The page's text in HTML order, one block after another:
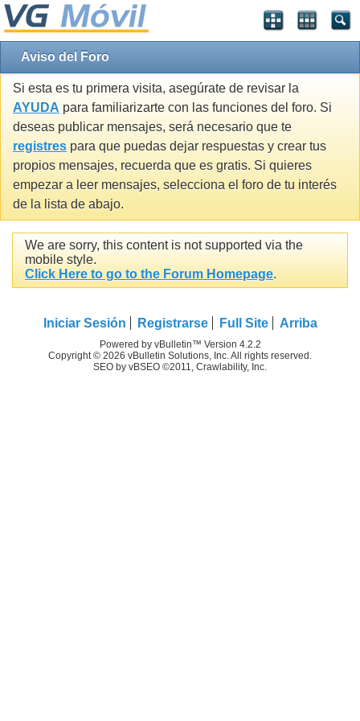
Aviso del Foro
Si esta es tu primera visita, asegúrate de revisar la
AYUDA para familiarizarte con las funciones del foro. Si
deseas publicar mensajes, será necesario que te
registres para que puedas dejar respuestas y crear tus
propios mensajes, recuerda que es gratis. Si quieres
empezar a leer mensajes, selecciona el foro de tu interés
de la lista de abajo.
We are sorry, this content is not supported via the
mobile style.
Click Here to go to the Forum Homepage.
Iniciar Sesión Registrarse Full Site Arriba
Powered by vBulletin™ Version 4.2.2
Copyright © 2026 vBulletin Solutions, Inc. All rights reserved.
SEO by vBSEO ©2011, Crawlability, Inc.